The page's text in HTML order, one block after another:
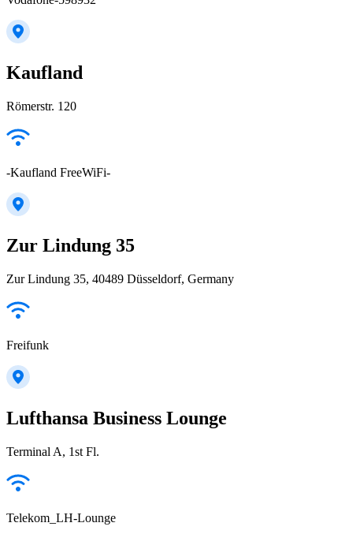
Kaufland
Römerstr. 120
-Kaufland FreeWiFi-
Zur Lindung 35
Zur Lindung 35, 40489 Düsseldorf, Germany
Freifunk
Lufthansa Business Lounge
Terminal A, 1st Fl.
Telekom_LH-Lounge